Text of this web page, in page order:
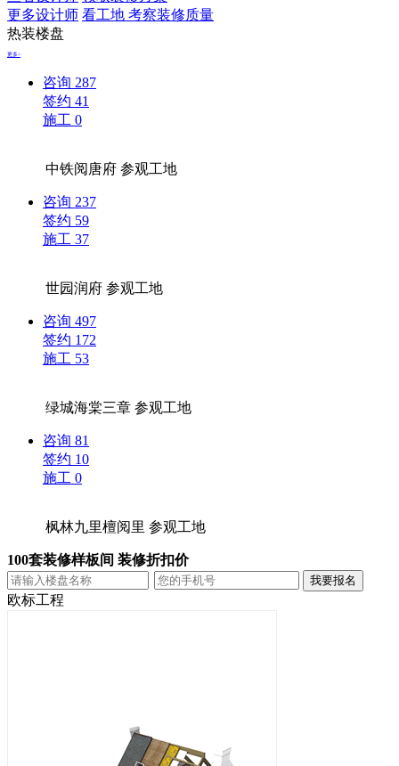
更多设计师 看工地 考察装修质量
热装楼盘
更多>
咨询 287
签约 41
施工 0
中铁阅唐府参观工地
咨询 237
签约 59
施工 37
世园润府参观工地
咨询 497
签约 172
施工 53
绿城海棠三章参观工地
咨询 81
签约 10
施工 0
枫林九里檀阅里参观工地
100套装修样板间 装修折扣价
欧标工程